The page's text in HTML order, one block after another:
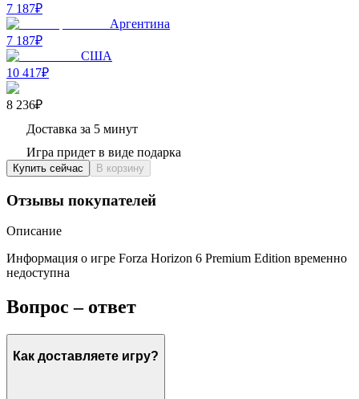
7 187₽
Аргентина
7 187₽
США
10 417₽
8 236₽
Доставка за 5 минут
Игра придет в виде подарка
Купить сейчас В корзину
Отзывы покупателей
Описание
Информация о игре Forza Horizon 6 Premium Edition временно
недоступна
Вопрос – ответ
Как доставляете игру?